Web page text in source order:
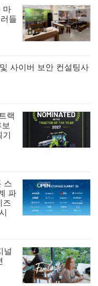
마
들
사이버 보안 컨설팅사
랙
스
파
즈
널